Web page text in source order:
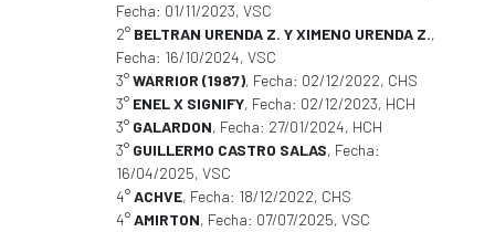
Fecha: 01/11/2023, VSC
2° BELTRAN URENDA Z. Y XIMENO URENDA Z.,
Fecha: 16/10/2024, VSC
3°WARRIOR (1987), Fecha: 02/12/2022, CHS
3° ENEL X SIGNIFY, Fecha: 02/12/2023, HCH
3° GALARDON, Fecha: 27/01/2024, HCH
3° GUILLERMO CASTRO SALAS, Fecha:
16/04/2025, VSC
4°ACHVE, Fecha: 18/12/2022, CHS
4°AMIRTON, Fecha: 07/07/2025, VSC